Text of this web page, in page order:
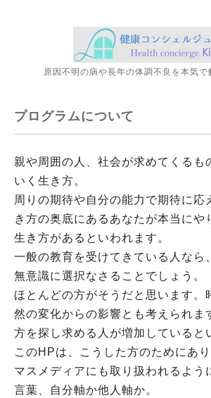
原因不明の病や長年の体調不良を本気で
プログラムについて
親や周囲の人、社会が求めてくるも
いく生き方。
周りの期待や自分の能力で期待に応
き方の奥底に あるあなたが本当にや
生き方があるといわれます 。
一般の教育を受けてきている人なら
無意識に選択なさることでしょう。
ほとんどの方がそうだと思います。
然の変化からの影響とも考えられま
方を探し求める人が増加していると
このHPは、
こうした方のためにあり
マスメディアにも取り扱われるよう
言葉、自分軸か他人軸か。